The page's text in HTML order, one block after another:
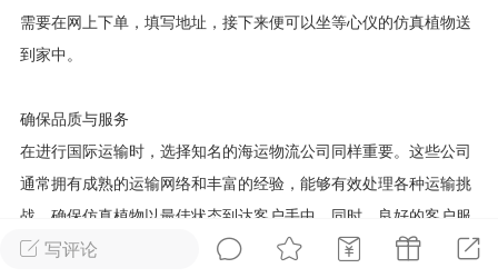
洛杉矶热点
民宿短租 房屋买卖 商铺转让
写评论
需要在网上下单，填写地址，接下来便可以坐等心仪的仿真植物送
到家中。
确保品质与服务
在进行国际运输时，选择知名的海运物流公司同样重要。这些公司
通常拥有成熟的运输网络和丰富的经验，能够有效处理各种运输挑
战，确保仿真植物以最佳状态到达客户手中。同时，良好的客户服
务使得消费者在运输过程中能够随时查询运输状态，并获取即时反